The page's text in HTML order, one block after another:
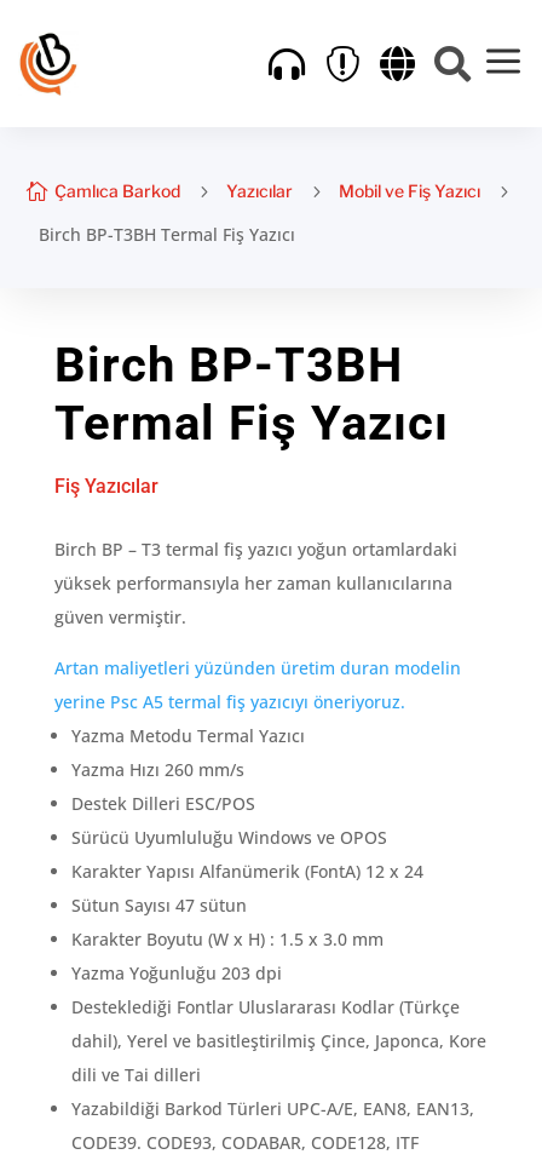
    a
 Çamlıca Barkod 5 Yazıcılar 5 Mobil ve Fiş Yazıcı 5
Birch BP-T3BH Termal Fiş Yazıcı
Birch BP-T3BH
Termal Fiş Yazıcı
Fiş Yazıcılar
Birch BP – T3 termal fiş yazıcı yoğun ortamlardaki
yüksek performansıyla her zaman kullanıcılarına
güven vermiştir.
Artan maliyetleri yüzünden üretim duran modelin
yerine Psc A5 termal fiş yazıcıyı öneriyoruz.
Yazma Metodu Termal Yazıcı
Yazma Hızı 260 mm/s
Destek Dilleri ESC/POS
Sürücü Uyumluluğu Windows ve OPOS
Karakter Yapısı Alfanümerik (FontA) 12 x 24
Sütun Sayısı 47 sütun
Karakter Boyutu (W x H) : 1.5 x 3.0 mm
Yazma Yoğunluğu 203 dpi
Desteklediği Fontlar Uluslararası Kodlar (Türkçe
dahil), Yerel ve basitleştirilmiş Çince, Japonca, Kore
dili ve Tai dilleri
Yazabildiği Barkod Türleri UPC-A/E, EAN8, EAN13,
CODE39. CODE93, CODABAR, CODE128, ITF